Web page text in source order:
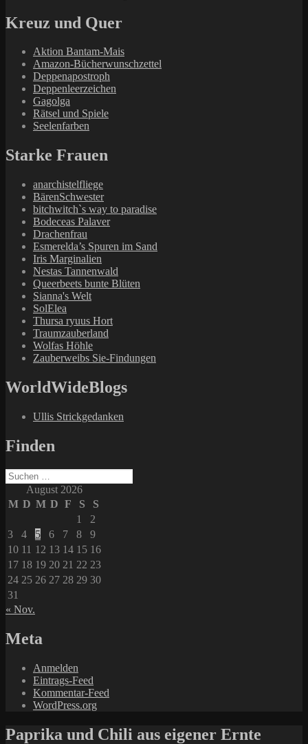
Kreuz und Quer
Aktion Bantam-Mais
Amazon-Bücherwunschzettel
Deppenapostroph
Deppenleerzeichen
Gagolga
Rätsel und Spiele
Seelenfarben
Starke Frauen
anarchistelfliege
BärenSchwester
bitchwitch`s way to paradise
Bodeceas Palaver
Drachenfrau
Esmerelda’s Spuren im Sand
Iris Marginalien
Nestas Tannenwald
Queerbeets bunte Blüten
Sianna's Welt
SolElea
Thursa ryuus Hort
Traumzauberland
Wolfas Höhle
Zauberweibs Sie-Findungen
WorldWideBlogs
Ullis Strickgedanken
Finden
Suchen
nach:August 2026
M D M D F S
S
1
2
3
4 5 6 7 8
9
10 11 12 13 14 15 16
17 18 19 20 21 22 23
24 25 26 27 28 29 30
31
« Nov.
Meta
Anmelden
Eintrags-Feed
Kommentar-Feed
WordPress.org
Paprika und Chili aus eigener Ernte